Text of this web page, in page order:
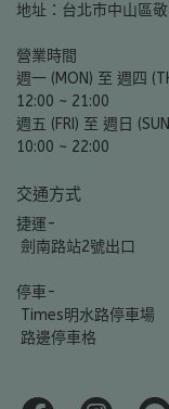
地址：台北市中山區
營業時間
週一 (MON) 至 週四
12:00 ~ 21:00
週五 (FRI) 至 週日
10:00 ~ 22:00
交通方式
捷運-
劍南路站2號出口
停車-
Times明水路停車場
路邊停車格